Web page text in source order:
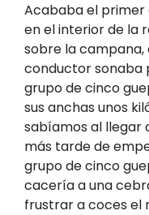
Acababa el primer
en el interior de la
sobre la campana,
conductor sonaba
grupo de cinco
sus anchas unos
sabíamos al llegar
más tarde de
grupo de cinco
cacería a una
frustrar a coces el